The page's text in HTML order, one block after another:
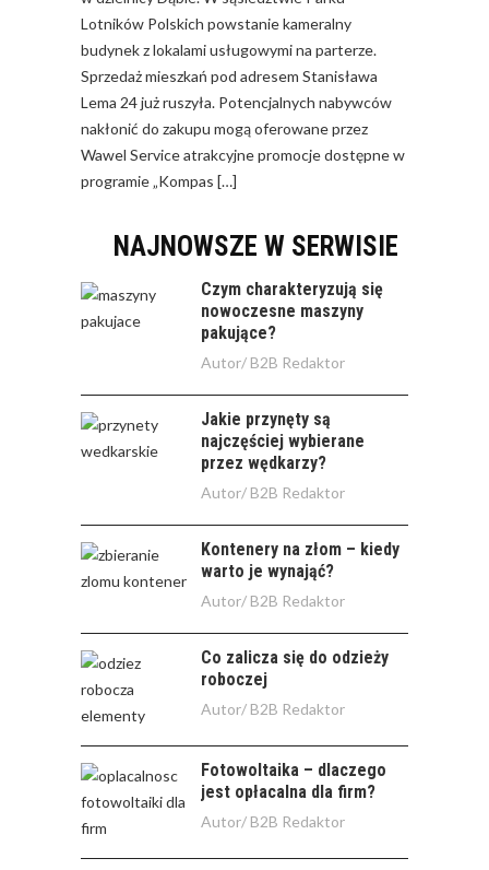
Lotników Polskich powstanie kameralny
budynek z lokalami usługowymi na parterze.
Sprzedaż mieszkań pod adresem Stanisława
Lema 24 już ruszyła. Potencjalnych nabywców
nakłonić do zakupu mogą oferowane przez
Wawel Service atrakcyjne promocje dostępne w
programie „Kompas […]
NAJNOWSZE W SERWISIE
Czym charakteryzują się
nowoczesne maszyny
pakujące?
Autor/ B2B Redaktor
Jakie przynęty są
najczęściej wybierane
przez wędkarzy?
Autor/ B2B Redaktor
Kontenery na złom – kiedy
warto je wynająć?
Autor/ B2B Redaktor
Co zalicza się do odzieży
roboczej
Autor/ B2B Redaktor
Fotowoltaika – dlaczego
jest opłacalna dla firm?
Autor/ B2B Redaktor